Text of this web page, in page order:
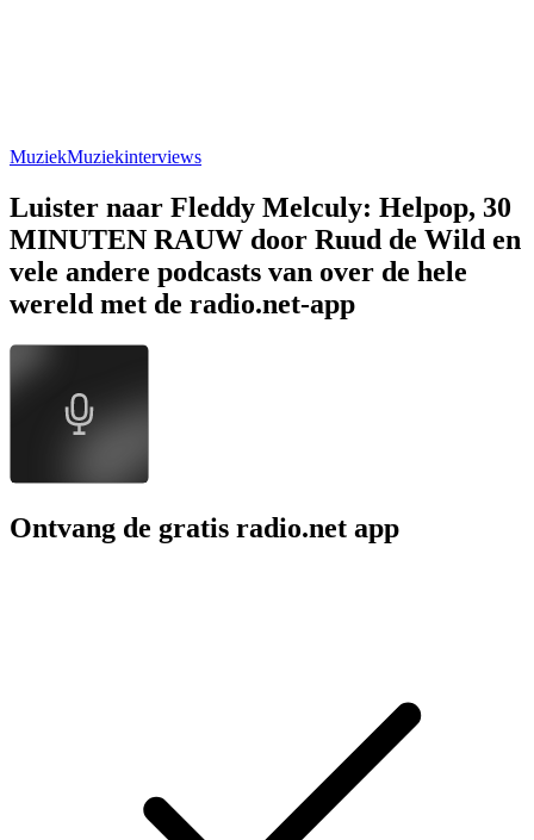
MuziekMuziekinterviews
Luister naar Fleddy Melculy: Helpop, 30
MINUTEN RAUW door Ruud de Wild en
vele andere podcasts van over de hele
wereld met de radio.net-app
Ontvang de gratis radio.net app